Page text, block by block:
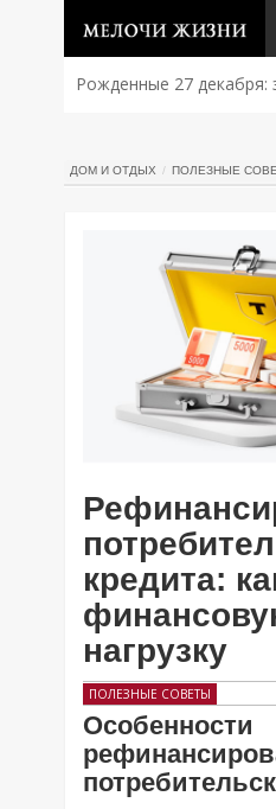
Рожденные 27 декабря:
ДОМ И ОТДЫХ ПОЛЕЗНЫЕ
кредита:
нагрузку
ПОЛЕЗНЫЕ СОВЕТЫ
Особенности